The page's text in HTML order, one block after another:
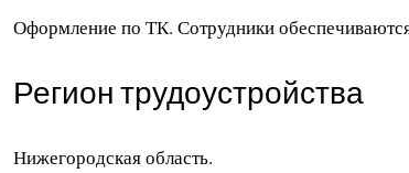
Оформление по ТК. Сотрудники
Регион трудоустройства
Нижегородская область.